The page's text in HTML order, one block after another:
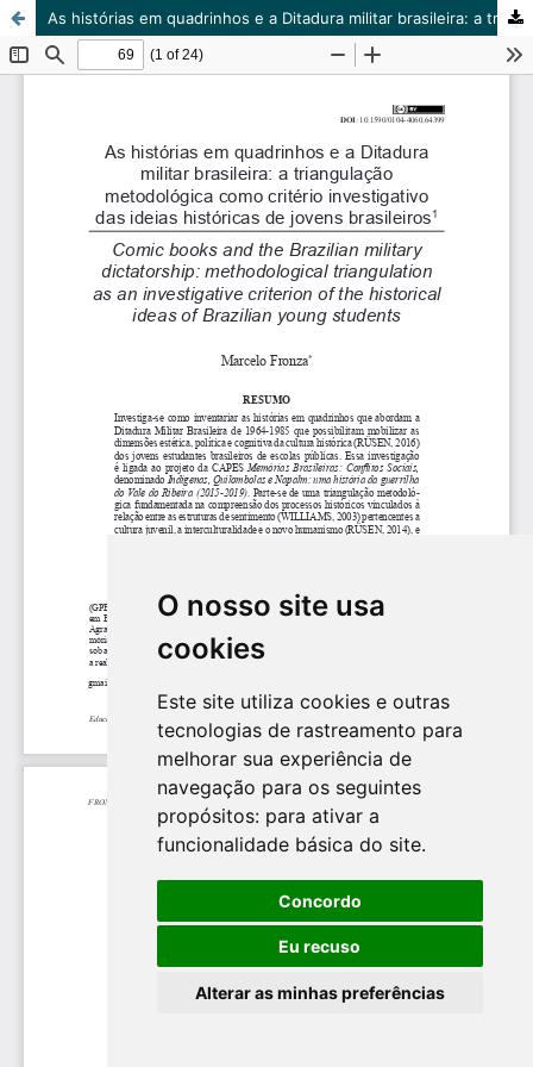
O nosso site usa
cookies
Este site utiliza cookies e outras
tecnologias de rastreamento para
melhorar sua experiência de
navegação para os seguintes
propósitos: para ativar a
funcionalidade básica do site.
Concordo
Eu recuso
Alterar as minhas preferências
As histórias em quadrinhos e a Ditadura militar brasileira: a triangulação metodológica como critério investigativo das ideias históricas de jovens brasileiros